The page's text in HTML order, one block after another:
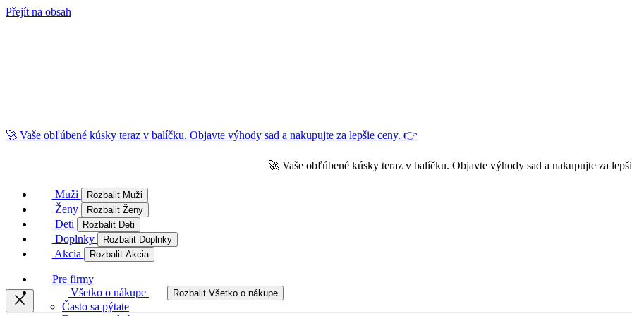
Přejít na obsah
🚀 Vaše obľúbené kúsky teraz v balíčku. Objavte výhody sad a nakupujte za lepšie ceny. 👉
🚀 Vaše obľúbené kúsky teraz v balíčku. Objavte výhody sad a nakupujte za
Muži Rozbalit Muži
Ženy Rozbalit Ženy
Deti Rozbalit Deti
Doplnky Rozbalit Doplnky
Akcia Rozbalit Akcia
Pre firmy
Všetko o nákupe
Rozbalit Všetko o nákupe
Často sa pýtate